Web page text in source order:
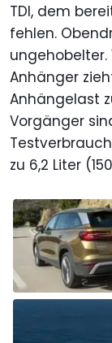
TDI, dem
fehlen.
Anhänger
Anhängelast
Vorgänger
zu 6,2 Liter